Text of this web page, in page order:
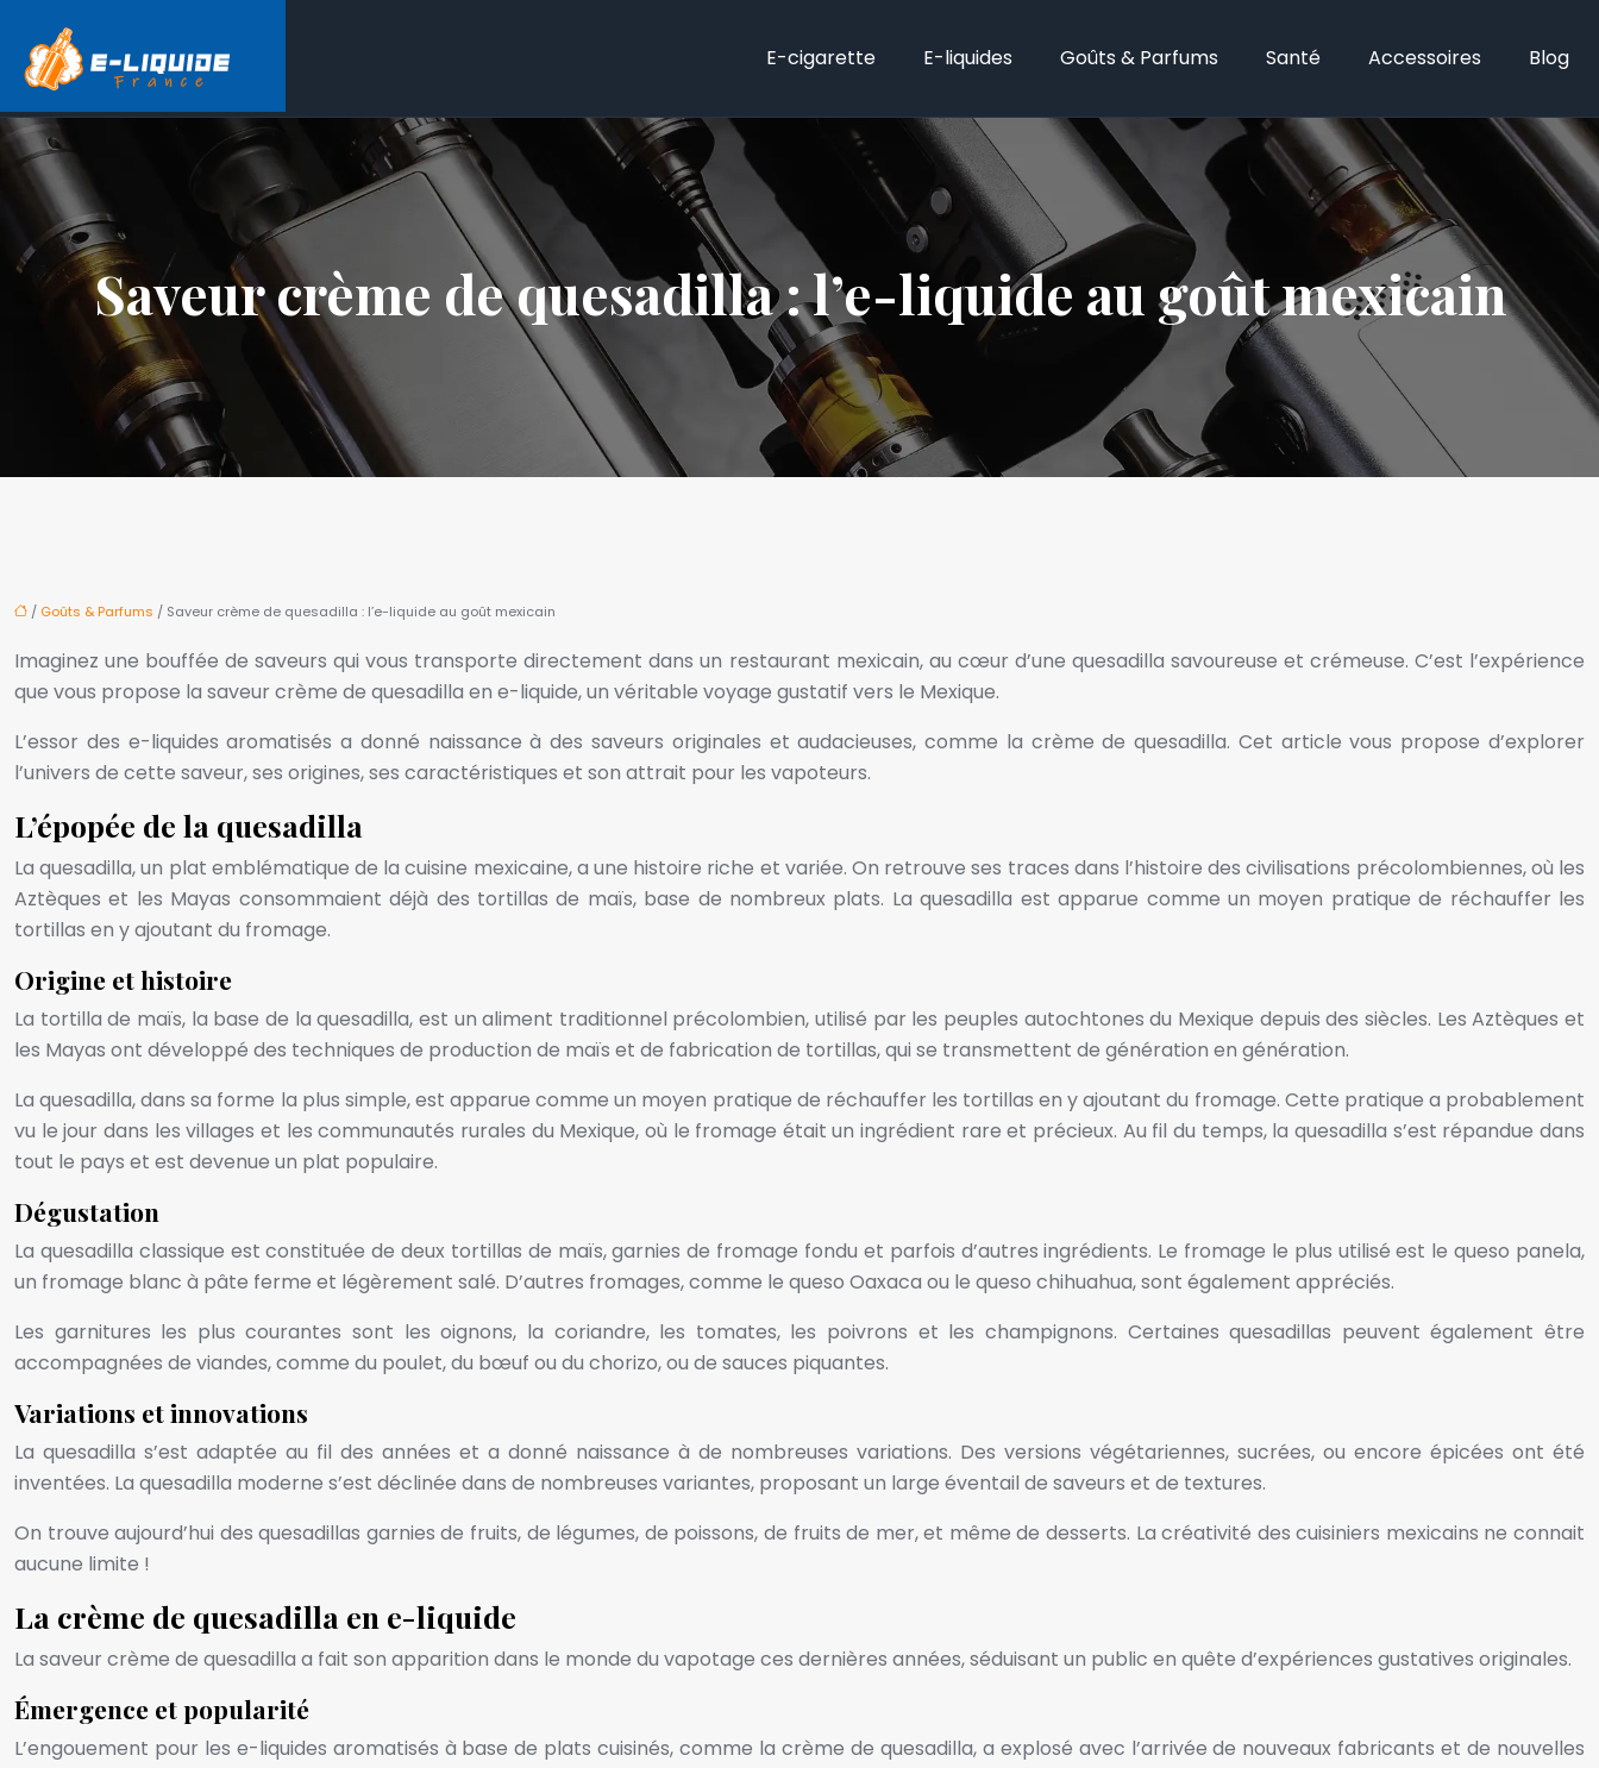
E-cigarette E-liquides Goûts & Parfums Santé Accessoires Blog
Saveur crème de quesadilla : l’e-liquide au goût mexicain
/ Goûts & Parfums / Saveur crème de quesadilla : l’e-liquide au goût mexicain
Imaginez une bouffée de saveurs qui vous transporte directement dans un restaurant mexicain, au cœur d’une quesadilla savoureuse et crémeuse. C’est l’expérience
que vous propose la saveur crème de quesadilla en e-liquide, un véritable voyage gustatif vers le Mexique.
L’essor des e-liquides aromatisés a donné naissance à des saveurs originales et audacieuses, comme la crème de quesadilla. Cet article vous propose d’explorer
l’univers de cette saveur, ses origines, ses caractéristiques et son attrait pour les vapoteurs.
L’épopée de la quesadilla
La quesadilla, un plat emblématique de la cuisine mexicaine, a une histoire riche et variée. On retrouve ses traces dans l’histoire des civilisations précolombiennes, où les
Aztèques et les Mayas consommaient déjà des tortillas de maïs, base de nombreux plats. La quesadilla est apparue comme un moyen pratique de réchauffer les
tortillas en y ajoutant du fromage.
Origine et histoire
La tortilla de maïs, la base de la quesadilla, est un aliment traditionnel précolombien, utilisé par les peuples autochtones du Mexique depuis des siècles. Les Aztèques et
les Mayas ont développé des techniques de production de maïs et de fabrication de tortillas, qui se transmettent de génération en génération.
La quesadilla, dans sa forme la plus simple, est apparue comme un moyen pratique de réchauffer les tortillas en y ajoutant du fromage. Cette pratique a probablement
vu le jour dans les villages et les communautés rurales du Mexique, où le fromage était un ingrédient rare et précieux. Au fil du temps, la quesadilla s’est répandue dans
tout le pays et est devenue un plat populaire.
Dégustation
La quesadilla classique est constituée de deux tortillas de maïs, garnies de fromage fondu et parfois d’autres ingrédients. Le fromage le plus utilisé est le queso panela,
un fromage blanc à pâte ferme et légèrement salé. D’autres fromages, comme le queso Oaxaca ou le queso chihuahua, sont également appréciés.
Les garnitures les plus courantes sont les oignons, la coriandre, les tomates, les poivrons et les champignons. Certaines quesadillas peuvent également être
accompagnées de viandes, comme du poulet, du bœuf ou du chorizo, ou de sauces piquantes.
Variations et innovations
La quesadilla s’est adaptée au fil des années et a donné naissance à de nombreuses variations. Des versions végétariennes, sucrées, ou encore épicées ont été
inventées. La quesadilla moderne s’est déclinée dans de nombreuses variantes, proposant un large éventail de saveurs et de textures.
On trouve aujourd’hui des quesadillas garnies de fruits, de légumes, de poissons, de fruits de mer, et même de desserts. La créativité des cuisiniers mexicains ne connait
aucune limite !
La crème de quesadilla en e-liquide
La saveur crème de quesadilla a fait son apparition dans le monde du vapotage ces dernières années, séduisant un public en quête d’expériences gustatives originales.
Émergence et popularité
L’engouement pour les e-liquides aromatisés à base de plats cuisinés, comme la crème de quesadilla, a explosé avec l’arrivée de nouveaux fabricants et de nouvelles